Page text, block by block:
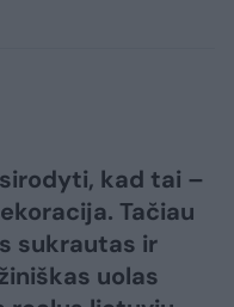
kad tai –
Tačiau
sukrautas ir
uolas